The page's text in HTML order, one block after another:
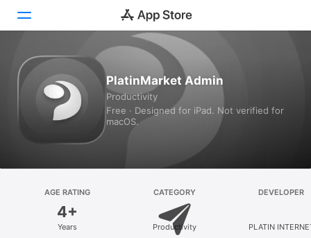
Games
Platform
PlatinMarket Admin
Productivity
Free · Designed for iPad. Not verified for
macOS.
AGE RATING
4+
Years
CATEGORY
Productivity
DEVELOPER
PLATIN